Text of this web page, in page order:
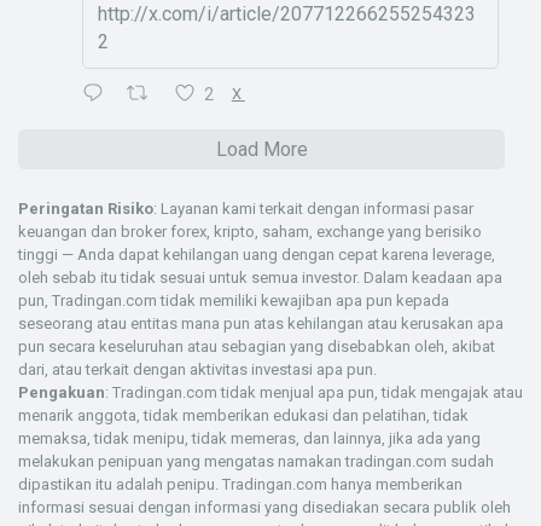
http://x.com/i/article/207712266255254323
2
2 X
Load More
Peringatan Risiko: Layanan kami terkait dengan informasi pasar
keuangan dan broker forex, kripto, saham, exchange yang berisiko
tinggi — Anda dapat kehilangan uang dengan cepat karena leverage,
oleh sebab itu tidak sesuai untuk semua investor. Dalam keadaan apa
pun, Tradingan.com tidak memiliki kewajiban apa pun kepada
seseorang atau entitas mana pun atas kehilangan atau kerusakan apa
pun secara keseluruhan atau sebagian yang disebabkan oleh, akibat
dari, atau terkait dengan aktivitas investasi apa pun.
Pengakuan: Tradingan.com tidak menjual apa pun, tidak mengajak atau
menarik anggota, tidak memberikan edukasi dan pelatihan, tidak
memaksa, tidak menipu, tidak memeras, dan lainnya, jika ada yang
melakukan penipuan yang mengatas namakan tradingan.com sudah
dipastikan itu adalah penipu. Tradingan.com hanya memberikan
informasi sesuai dengan informasi yang disediakan secara publik oleh